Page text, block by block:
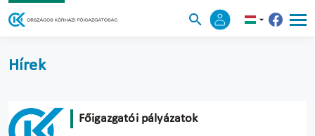
Hírek
Főigazgatói pályázatok